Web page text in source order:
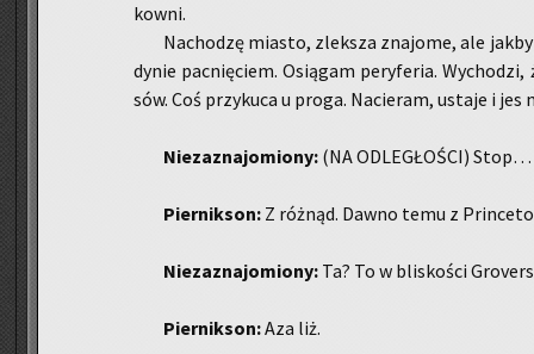
kow­ni.
Na­cho­dzę mia­sto, zlek­sza zna­jo­me, ale
dy­nie pac­nię­ciem. Osią­gam pe­ry­fe­ria.
sów. Coś przy­ku­ca u proga. Na­cie­ram, usta­je i jes
Nie­za­zna­jo­mio­ny: (NA OD­LE­GŁO­ŚCI)
Pier­nik­son: Z róż­nąd. Dawno temu z
Nie­za­zna­jo­mio­ny: Ta? To w bli­sko­ści
Pier­nik­son:Aza liż.